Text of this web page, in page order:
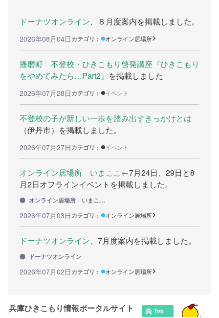
相談する前に
兵庫ひきこもり相談支援センター
女性のための悩み相談
カウンセリング機関
働きたい方へ
働く前に
ボランティアしたい方への情報
就職の相談や情報
学びたい方へ
全寮制の県立フリースクール
イベント情報連絡用フォーム
ドーナツオンライン、８月度案内を掲載しました。
2026年08月04日カテゴリ : オンライン居場所
播磨町 不登校・ひきこもり啓発講座『ひきこもり
をやめてみたら…Part2』 を掲載しました
2026年07月28日カテゴリ : イベント
不登校の子が新しい一歩を踏み出すきっかけとは
（伊丹市）を掲載しました。
2026年07月27日カテゴリ : イベント
オンライン居場所 いまここ←7月24日、29日と8
月2日オフラインイベントを掲載しました。
オンライン居場所 いまここ←
2026年07月03日カテゴリ : オンライン居場所
ドーナツオンライン、7月度案内を掲載しました。
ドーナツオンライン
2026年07月02日カテゴリ : オンライン居場所
兵庫ひきこもり情報ポータルサイト